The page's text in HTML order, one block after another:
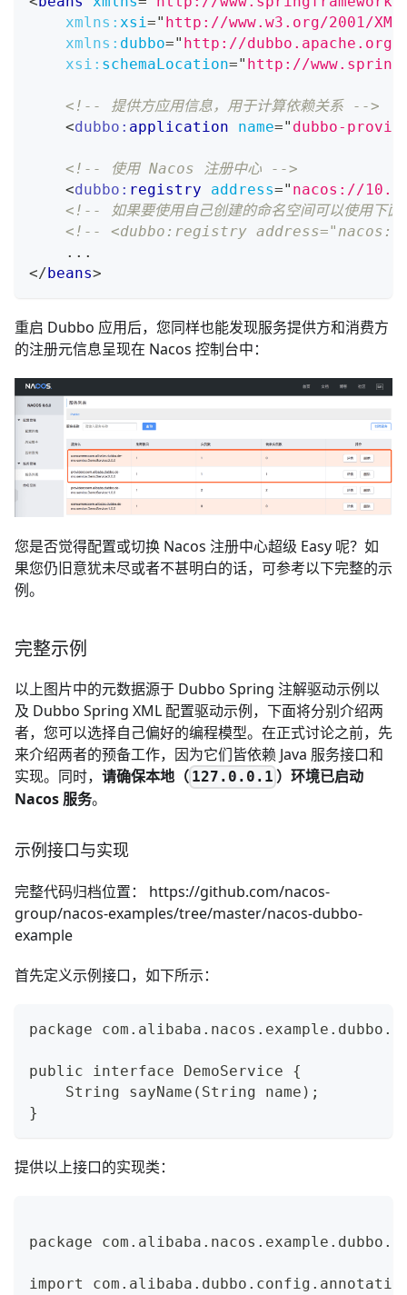
xmlns: xsi=" http://www.w3.org/2001/
xmlns: dubbo=" http://dubbo.apache.org/
xsi: schemaLocation=" http://
<!-- 提供方应用信息，用于计算依赖关系 -->
<dubbo: application name=" dubbo-
<!-- 使用 Nacos 注册中心 -->
<dubbo: registry address=" nacos://
<!-- 如果要使用自己创建的命名空间可以使用下
<!-- <dubbo:registry address="nacos://
    ...
</beans>
重启 Dubbo 应用后，您同样也能发现服务提供方和消费方
的注册元信息呈现在 Nacos 控制台中：
您是否觉得配置或切换 Nacos 注册中心超级 Easy 呢？如
果您仍旧意犹未尽或者不甚明白的话，可参考以下完整的示
例。
完整示例
以上图片中的元数据源于 Dubbo Spring 注解驱动示例以
及 Dubbo Spring XML 配置驱动示例，下面将分别介绍两
者，您可以选择自己偏好的编程模型。在正式讨论之前，先
来介绍两者的预备工作，因为它们皆依赖 Java 服务接口和
实现。同时， 请确保本地（ 127.0.0.1 ）环境已启动
Nacos 服务。
示例接口与实现
完整代码归档位置： https://github.com/nacos-
group/nacos-examples/tree/master/nacos-dubbo-
example
首先定义示例接口，如下所示：
package
public interface DemoService {
    String sayName(String name);
}
提供以上接口的实现类：
package
import